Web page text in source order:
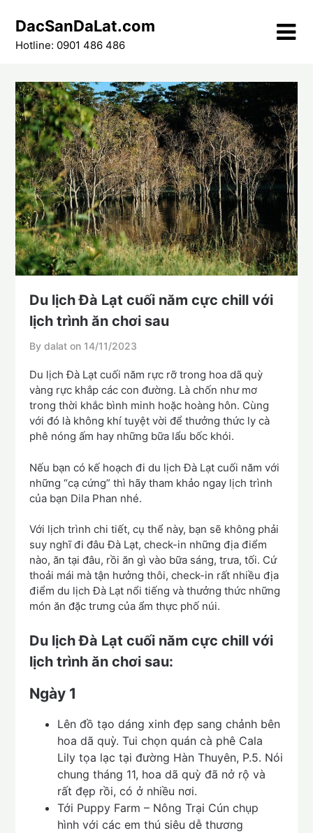
content
DacSanDaLat.com
Hotline: 0901 486 486
Du lịch Đà Lạt cuối năm cực chill với
lịch trình ăn chơi sau
By dalat on 14/11/2023
Du lịch Đà Lạt cuối năm rực rỡ trong hoa dã quỳ
vàng rực khắp các con đường. Là chốn như mơ
trong thời khắc bình minh hoặc hoàng hôn. Cùng
với đó là không khí tuyệt vời để thưởng thức ly cà
phê nóng ấm hay những bữa lẩu bốc khói.
Nếu bạn có kế hoạch đi du lịch Đà Lạt cuối năm với
những “cạ cứng” thì hãy tham khảo ngay lịch trình
của bạn Dila Phan nhé.
Với lịch trình chi tiết, cụ thể này, bạn sẽ không phải
suy nghĩ đi đâu Đà Lạt, check-in những địa điểm
nào, ăn tại đâu, rồi ăn gì vào bữa sáng, trưa, tối. Cứ
thoải mái mà tận hưởng thôi, check-in rất nhiều địa
điểm du lịch Đà Lạt nổi tiếng và thưởng thức những
món ăn đặc trưng của ẩm thực phố núi.
Du lịch Đà Lạt cuối năm cực chill với
lịch trình ăn chơi sau:
Ngày 1
Lên đồ tạo dáng xinh đẹp sang chảnh bên
hoa dã quỳ. Tui chọn quán cà phê Cala
Lily tọa lạc tại đường Hàn Thuyên, P.5. Nói
chung tháng 11, hoa dã quỳ đã nở rộ và
rất đẹp rồi, có ở nhiều nơi.
Tới Puppy Farm – Nông Trại Cún chụp
hình với các em thú siêu dễ thương